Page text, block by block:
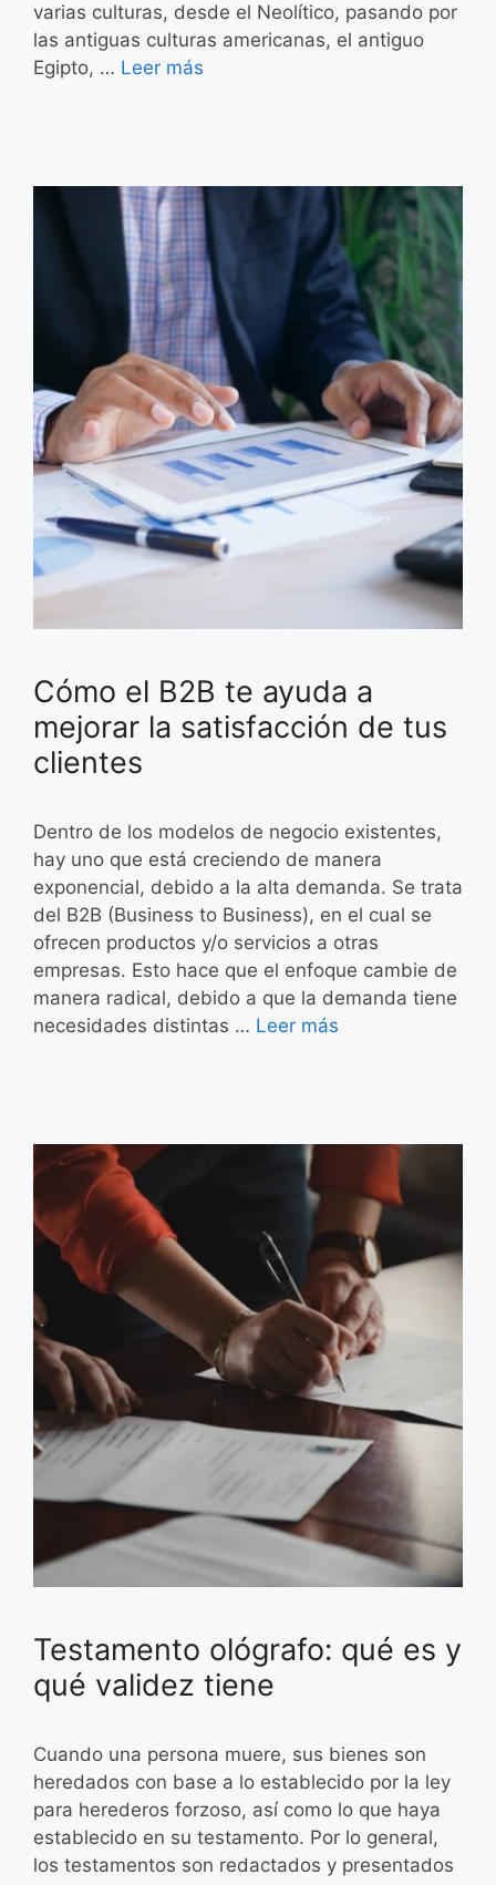
varias culturas, desde el Neolítico, pasando por
las antiguas culturas americanas, el antiguo
Egipto, … Leer más
Cómo el B2B te ayuda a
mejorar la satisfacción de tus
clientes
Dentro de los modelos de negocio existentes,
hay uno que está creciendo de manera
exponencial, debido a la alta demanda. Se trata
del B2B (Business to Business), en el cual se
ofrecen productos y/o servicios a otras
empresas. Esto hace que el enfoque cambie de
manera radical, debido a que la demanda tiene
necesidades distintas … Leer más
Testamento ológrafo: qué es y
qué validez tiene
Cuando una persona muere, sus bienes son
heredados con base a lo establecido por la ley
para herederos forzoso, así como lo que haya
establecido en su testamento. Por lo general,
los testamentos son redactados y presentados